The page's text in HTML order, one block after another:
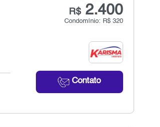
R$2.400
Condomínio: R$ 320
Contato